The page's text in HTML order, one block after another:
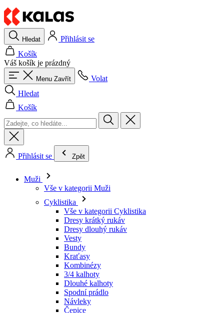
Hledat
Přihlásit se
Košík
Váš košík je prázdný
Menu Zavřít
Volat
Hledat
Košík
Přihlásit se Zpět
Muži
Vše v kategorii Muži
Cyklistika
Vše v kategorii Cyklistika
Dresy krátký rukáv
Dresy dlouhý rukáv
Vesty
Bundy
Kraťasy
Kombinézy
3/4 kalhoty
Dlouhé kalhoty
Spodní prádlo
Návleky
Čepice